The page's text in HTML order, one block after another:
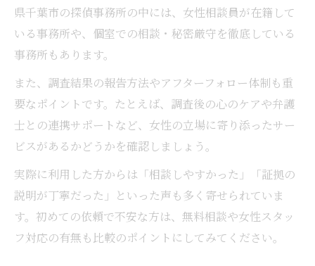
県千葉市の探偵事務所の中には、女性相談員が在籍して
いる事務所や、個室での相談・秘密厳守を徹底している
事務所もあります。
また、調査結果の報告方法やアフターフォロー体制も重
要なポイントです。たとえば、調査後の心のケアや弁護
士との連携サポートなど、女性の立場に寄り添ったサー
ビスがあるかどうかを確認しましょう。
実際に利用した方からは「相談しやすかった」「証拠の
説明が丁寧だった」といった声も多く寄せられていま
す。初めての依頼で不安な方は、無料相談や女性スタッ
フ対応の有無も比較のポイントにしてみてください。